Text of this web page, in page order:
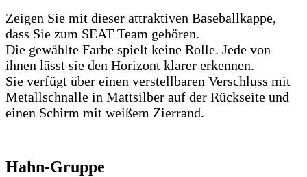
Zeigen Sie mit dieser attraktiven Baseballkappe,
dass Sie zum SEAT Team gehören.
Die gewählte Farbe spielt keine Rolle. Jede von
ihnen lässt sie den Horizont klarer erkennen.
Sie verfügt über einen verstellbaren Verschluss mit
Metallschnalle in Mattsilber auf der Rückseite und
einen Schirm mit weißem Zierrand.
Hahn-Gruppe